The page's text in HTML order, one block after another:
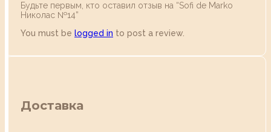
Будьте первым, кто оставил отзыв на “Sofi de Marko
Николас №14”
You must be logged in to post a review.
Доставка